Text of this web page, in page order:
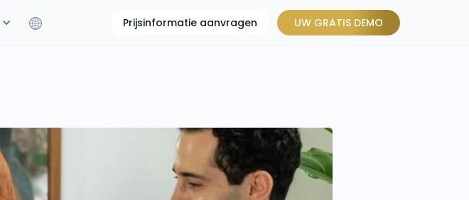
Prijsinformatie aanvragen UW GRATIS DEMO